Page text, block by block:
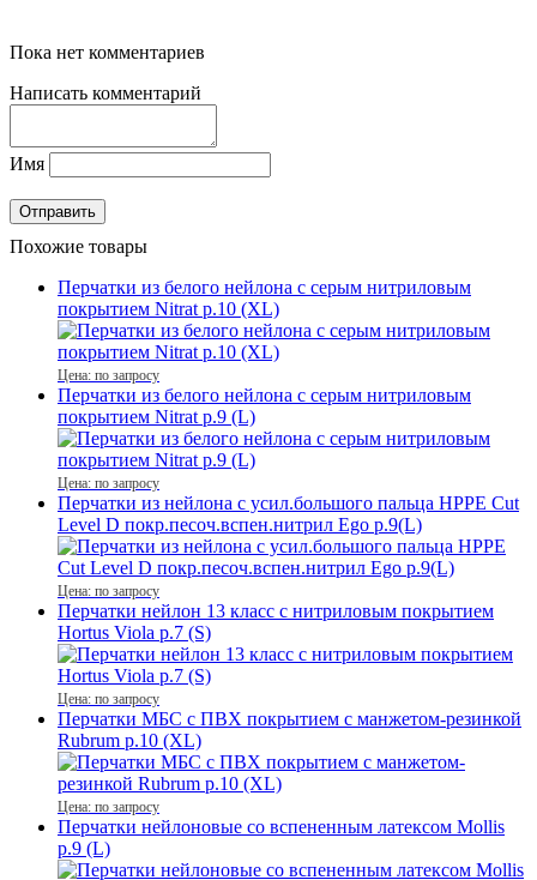
Пока нет комментариев
Написать комментарий
Имя
Похожие товары
Перчатки из белого нейлона с серым нитриловым
покрытием Nitrat р.10 (XL)
Цена: по запросу
Перчатки из белого нейлона с серым нитриловым
покрытием Nitrat р.9 (L)
Цена: по запросу
Перчатки из нейлона с усил.большого пальца HPPE Cut
Level D покр.песоч.вспен.нитрил Ego р.9(L)
Цена: по запросу
Перчатки нейлон 13 класс с нитриловым покрытием
Hortus Viola р.7 (S)
Цена: по запросу
Перчатки МБС с ПВХ покрытием с манжетом-резинкой
Rubrum р.10 (XL)
Цена: по запросу
Перчатки нейлоновые со вспененным латексом Mollis
р.9 (L)